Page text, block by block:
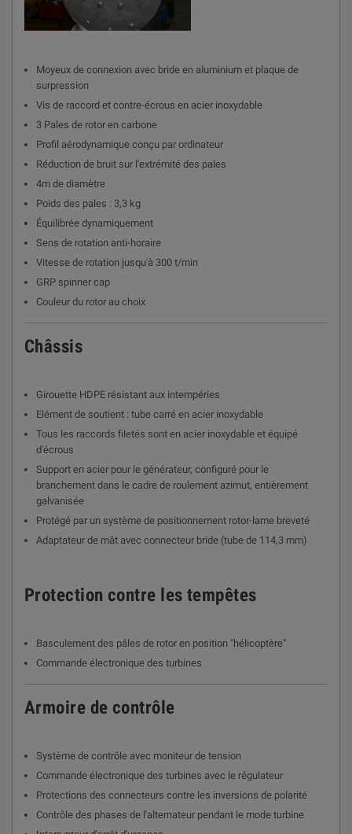
Moyeux de connexion avec bride en aluminium et plaque de
surpression
Vis de raccord et contre-écrous en acier inoxydable
3 Pales de rotor en carbone
Profil aérodynamique conçu par ordinateur
Réduction de bruit sur l'extrémité des pales
4m de diamètre
Poids des pales : 3,3 kg
Équilibrée dynamiquement
Sens de rotation anti-horaire
Vitesse de rotation jusqu'à 300 t/min
GRP spinner cap
Couleur du rotor au choix
Châssis
Girouette HDPE résistant aux intempéries
Elément de soutient : tube carré en acier inoxydable
Tous les raccords filetés sont en acier inoxydable et équipé
d'écrous
Support en acier pour le générateur, configuré pour le
branchement dans le cadre de roulement azimut, entièrement
galvanisée
Protégé par un système de positionnement rotor-lame breveté
Adaptateur de mât avec connecteur bride (tube de 114,3 mm)
Protection contre les tempêtes
Basculement des pâles de rotor en position "hélicoptère"
Commande électronique des turbines
Armoire de contrôle
Système de contrôle avec moniteur de tension
Commande électronique des turbines avec le régulateur
Protections des connecteurs contre les inversions de polarité
Contrôle des phases de l'alternateur pendant le mode turbine